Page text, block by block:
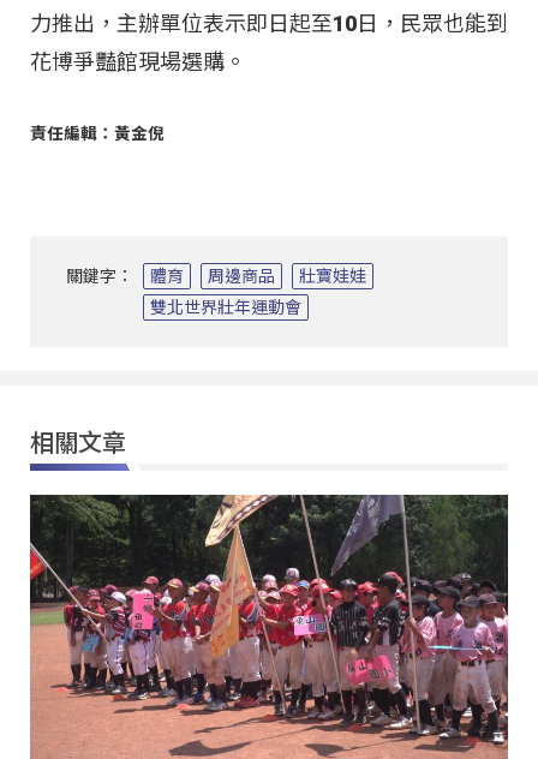
力推出，主辦單位表示即日起至10日，民眾也能到
花博爭豔館現場選購。
責任編輯：黃金倪
關鍵字： 體育 周邊商品
壯寶娃娃
雙北世界壯年運動會
相關文章